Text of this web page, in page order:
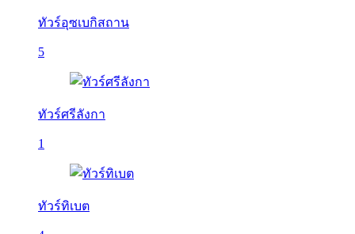
ทัวร์อุซเบกิสถาน
5
ทัวร์ศรีลังกา
1
ทัวร์ทิเบต